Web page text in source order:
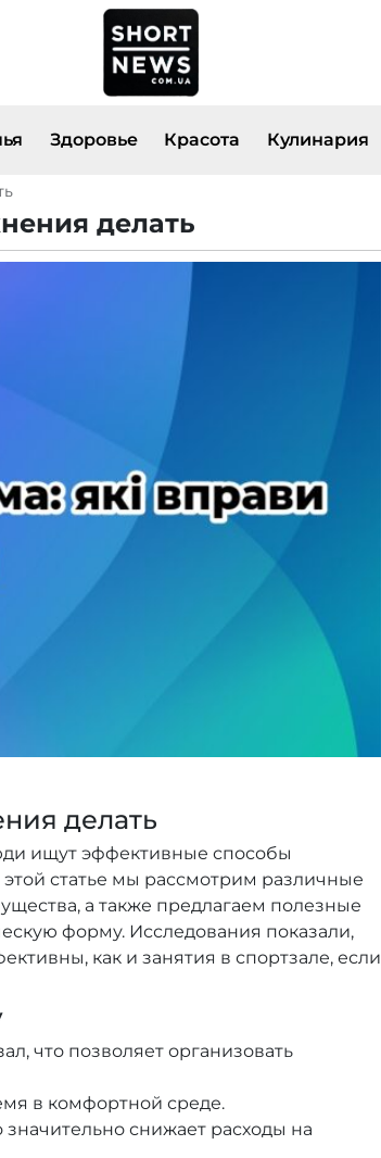
Здоровье Красота Кулинария
делать
делать
ищут эффективные способы
статье мы рассмотрим различные
а также предлагаем полезные
форму. Исследования показали,
как и занятия в спортзале, если
что позволяет организовать
в комфортной среде.
снижает расходы на